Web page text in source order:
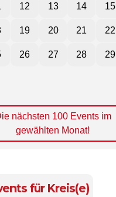
12 13 14 15
19 20 21 22
26 27 28 29
nächsten 100 Events im
gewählten Monat!
für Kreis(e)